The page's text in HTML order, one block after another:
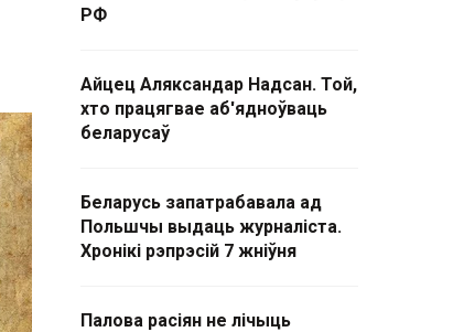
РФ
Айцец Аляксандар Надсан. Той,
хто працягвае аб'ядноўваць
беларусаў
Беларусь запатрабавала ад
Польшчы выдаць журналіста.
Хронікі рэпрэсій 7 жніўня
Палова расіян не лічыць